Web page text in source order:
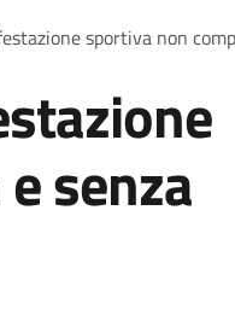
sportiva non
senza